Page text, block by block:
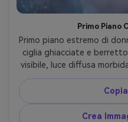
Primo Piano
Primo piano estremo di
ciglia ghiacciate e
visibile, luce diffusa
neve, scatto Canon R3,
pori e cristalli di ghiaccio
da campagna
Crea